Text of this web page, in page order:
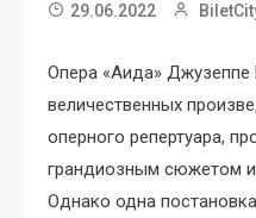
29.06.2022
Опера «Аида»
величественных
оперного репертуара,
грандиозным сюжетом
Однако одна